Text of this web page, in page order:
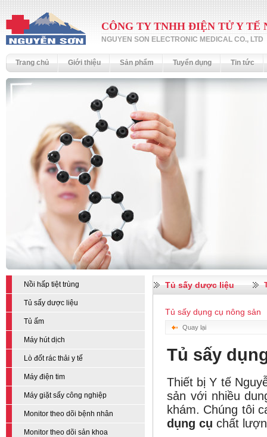
CÔNG TY TNHH ĐIỆN TỬ Y TẾ
NGUYEN SON ELECTRONIC MEDICAL CO., LTD
Trang chủ Giới thiệu Sản phẩm Tuyển dụng Tin tức
Nồi hấp tiệt trùng
Tủ sấy dược liệu
Tủ ấm
Máy hút dịch
Lò đốt rác thải y tế
Máy điện tim
Máy giặt sấy công nghiệp
Monitor theo dõi bệnh nhân
Monitor theo dõi sản khoa
Tủ sấy dược liệu
Tủ sấy dụng cụ nông sản
Quay lại
Tủ sấy
Thiết bị Y tế
sản với nhiều
khám. Chúng tôi
dụng cụ chất